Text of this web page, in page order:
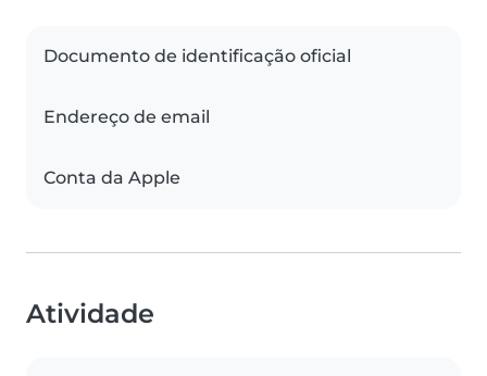
Documento de identificação oficial
Endereço de email
Conta da Apple
Atividade